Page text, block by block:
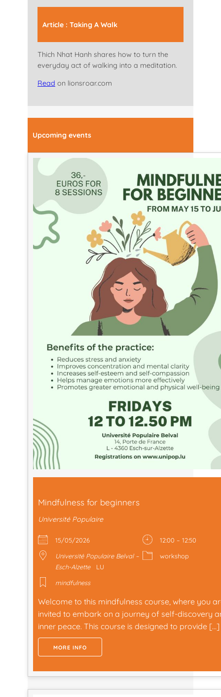
Article : Taking A Walk
Thich Nhat Hanh shares how to turn the
everyday act of walking into a meditation.
Read on lionsroar.com
Upcoming events
Mindfulness for beginners
Université Populaire
15/05/2026
12:00 – 12:50
Université Populaire Belval –
Esch-Alzette
LU
workshop
mindfulness
Welcome to this mindfulness course, where you
invited to embark on a journey of self-discovery
inner peace. This course is designed to provide […]
MORE INFO